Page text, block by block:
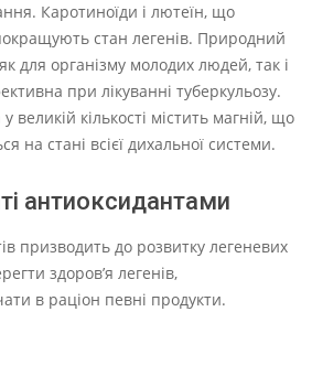
Каротиноїди і лютеїн, що
стан легенів. Природний
для організму молодих людей, так і
при лікуванні туберкульозу.
великій кількості містить магній, що
на стані всієї дихальної системи.
антиоксидантами
призводить до розвитку легеневих
здоров’я легенів,
в раціон певні продукти.